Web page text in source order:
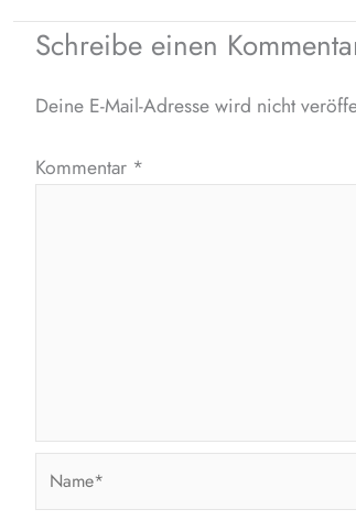
Schreibe einen
Deine E-Mail-Adresse wird nicht
Kommentar *
Name*